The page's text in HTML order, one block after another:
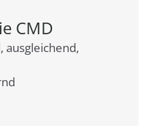
CMD
ausgleichend,